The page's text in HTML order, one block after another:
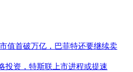
值首破万亿，巴菲特还要继续卖
投资，特斯联上市进程或提速